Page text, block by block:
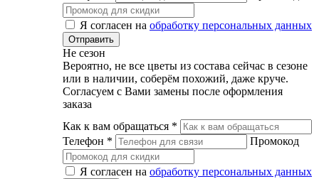
Я согласен на обработку персональных данных
Не сезон
Вероятно, не все цветы из состава сейчас в сезоне
или в наличии, соберём похожий, даже круче.
Согласуем с Вами замены после оформления
заказа
Как к вам обращаться *
Телефон * Промокод
Я согласен на обработку персональных данных